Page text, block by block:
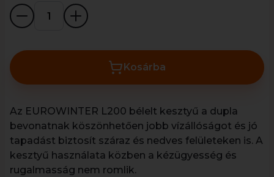
Kosárba
Az EUROWINTER L200 bélelt kesztyű a dupla
bevonatnak köszönhetően jobb vízállóságot és jó
tapadást biztosít száraz és nedves felületeken is. A
kesztyű használata közben a kézügyesség és
rugalmasság nem romlik.